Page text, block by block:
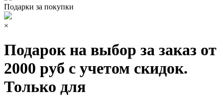
Подарки за покупки
×
Подарок на выбор за заказ от
2000 руб с учетом скидок.
Только для